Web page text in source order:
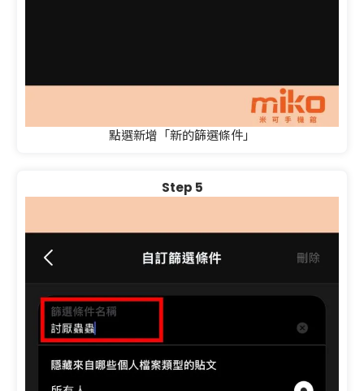
點選新增「新的篩選條件」
Step 5